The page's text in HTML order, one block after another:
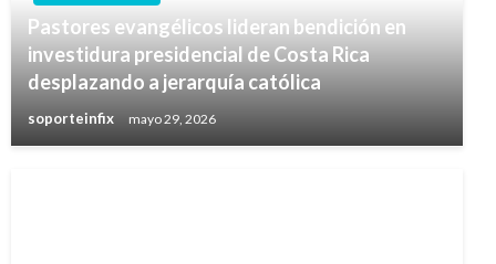
Pastores evangélicos lideran bendición en
investidura presidencial de Costa Rica
desplazando a jerarquía católica
soporteinfix mayo 29, 2026